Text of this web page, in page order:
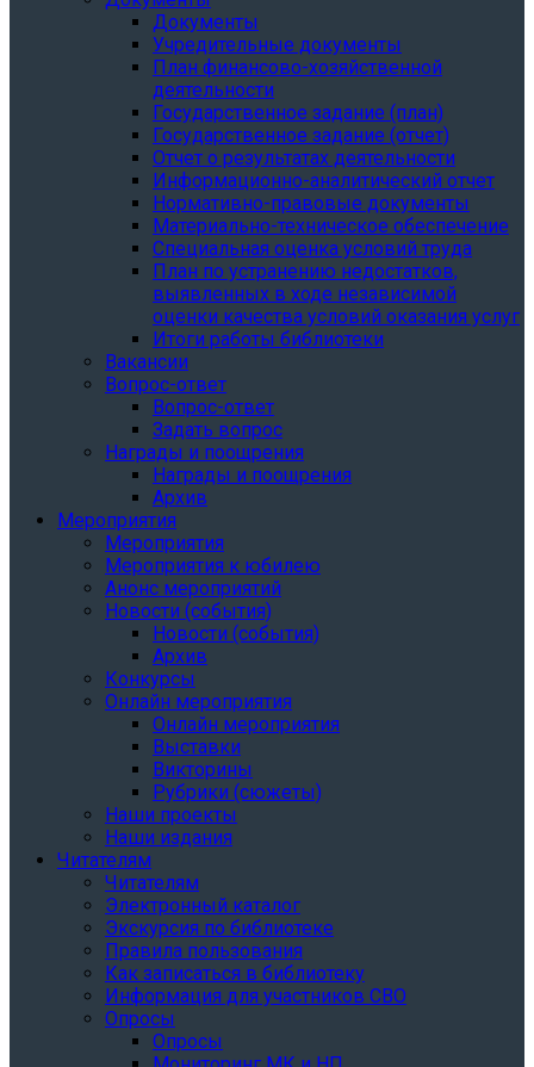
Документы
Учредительные документы
План финансово-хозяйственной
деятельности
Государственное задание (план)
Государственное задание (отчет)
Отчет о результатах деятельности
Информационно-аналитический отчет
Нормативно-правовые документы
Материально-техническое обеспечение
Специальная оценка условий труда
План по устранению недостатков,
выявленных в ходе независимой
оценки качества условий оказания услуг
Итоги работы библиотеки
Вакансии
Вопрос-ответ
Вопрос-ответ
Задать вопрос
Награды и поощрения
Награды и поощрения
Архив
Мероприятия
Мероприятия
Мероприятия к юбилею
Анонс мероприятий
Новости (события)
Новости (события)
Архив
Конкурсы
Онлайн мероприятия
Онлайн мероприятия
Выставки
Викторины
Рубрики (сюжеты)
Наши проекты
Наши издания
Читателям
Читателям
Электронный каталог
Экскурсия по библиотеке
Правила пользования
Как записаться в библиотеку
Информация для участников СВО
Опросы
Опросы